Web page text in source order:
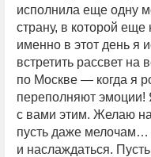
исполнила еще одну
страну, в которой
именно в этот день я
встретить рассвет
по Москве — когда я
переполняют эмоции!
с вами этим. Желаю
пусть даже мелочам…
и наслаждаться.